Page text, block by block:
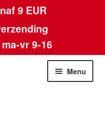
9 EUR
vr 9-16
Menu